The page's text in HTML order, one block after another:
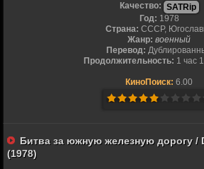
Качество: SATRip
Год: 1978
Страна: СССР,
Жанр: военный
Перевод:
Продолжительность: 1 час
КиноПоиск: 6.00
Битва за южную железную дорогу /
(1978)